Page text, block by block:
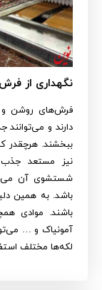
نگهداری از
فرش‌های روشن و
دارند و می‌توانند
ببخشند. هرچقدر
نیز مستعد
شستشوی آن
باشد. به همین
باشند. موادی
آمونیاک و …
لکه‌ها مختلف